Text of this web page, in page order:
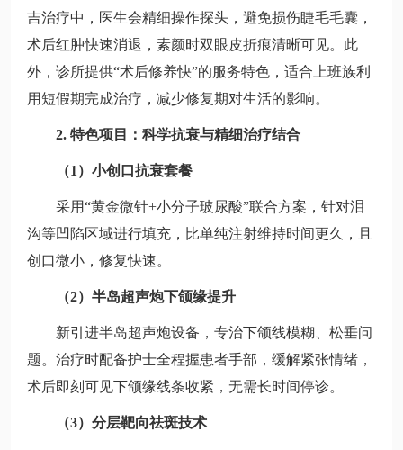
吉治疗中，医生会精细操作探头，避免损伤睫毛毛囊，
术后红肿快速消退，素颜时双眼皮折痕清晰可见。此
外，诊所提供“术后修养快”的服务特色，适合上班族利
用短假期完成治疗，减少修复期对生活的影响。
2. 特色项目：科学抗衰与精细治疗结合
（1）小创口抗衰套餐
采用“黄金微针+小分子玻尿酸”联合方案，针对泪
沟等凹陷区域进行填充，比单纯注射维持时间更久，且
创口微小，修复快速。
（2）半岛超声炮下颌缘提升
新引进半岛超声炮设备，专治下颌线模糊、松垂问
题。治疗时配备护士全程握患者手部，缓解紧张情绪，
术后即刻可见下颌缘线条收紧，无需长时间停诊。
（3）分层靶向祛斑技术